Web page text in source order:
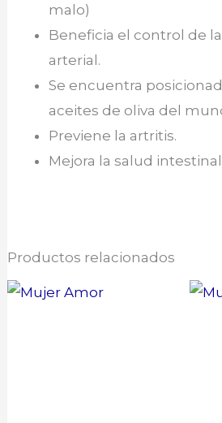
malo)
Beneficia el control de
arterial.
Se encuentra
aceites de oliva del
Previene la artritis.
Mejora la salud
Productos relacionados